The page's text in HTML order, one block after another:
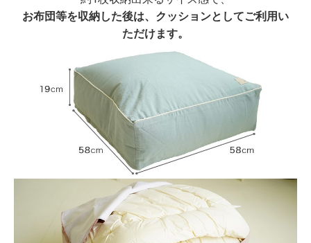
お布団等を収納した後は、クッションとしてご利用い
ただけます。